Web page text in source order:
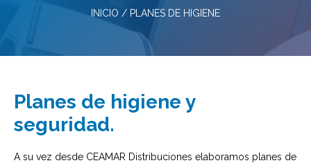
INICIO / PLANES DE HIGIENE
Planes de higiene y
seguridad.
A su vez desde CEAMAR Distribuciones elaboramos planes de